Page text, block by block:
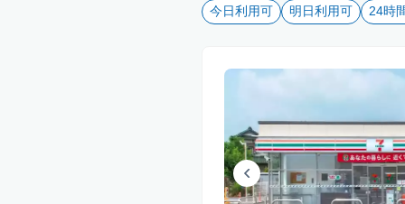
今日利用可 明日利用可 24時